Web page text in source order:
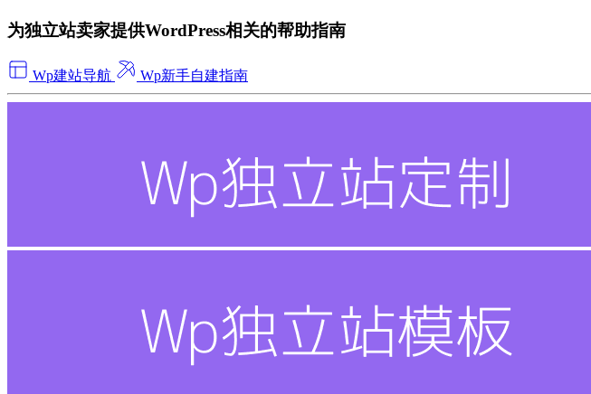
为独立站卖家提供WordPress相关的帮助指南
Wp建站导航 Wp新手自建指南